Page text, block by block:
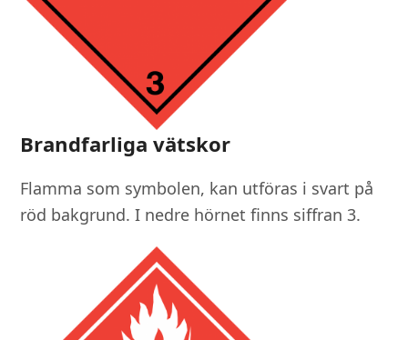
Brandfarliga vätskor
Flamma som symbolen, kan utföras i svart på
röd bakgrund. I nedre hörnet finns siffran 3.